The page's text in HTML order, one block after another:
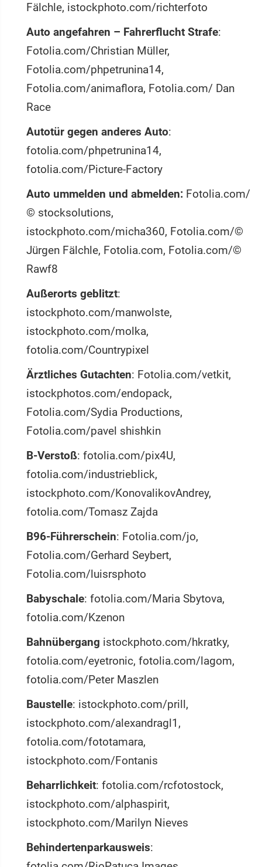
Fälchle, istockphoto.com/richterfoto
Auto angefahren – Fahrerflucht Strafe:
Fotolia.com/Christian Müller,
Fotolia.com/phpetrunina14,
Fotolia.com/animaflora, Fotolia.com/ Dan
Race
Autotür gegen anderes Auto:
fotolia.com/phpetrunina14,
fotolia.com/Picture-Factory
Auto ummelden und abmelden: Fotolia.com/
© stocksolutions,
istockphoto.com/micha360, Fotolia.com/©
Jürgen Fälchle, Fotolia.com, Fotolia.com/©
Rawf8
Außerorts geblitzt:
istockphoto.com/manwolste,
istockphoto.com/molka,
fotolia.com/Countrypixel
Ärztliches Gutachten: Fotolia.com/vetkit,
istockphotos.com/endopack,
Fotolia.com/Sydia Productions,
Fotolia.com/pavel shishkin
B-Verstoß: fotolia.com/pix4U,
fotolia.com/industrieblick,
istockphoto.com/KonovalikovAndrey,
fotolia.com/Tomasz Zajda
B96-Führerschein: Fotolia.com/jo,
Fotolia.com/Gerhard Seybert,
Fotolia.com/luisrsphoto
Babyschale: fotolia.com/Maria Sbytova,
fotolia.com/Kzenon
Bahnübergang istockphoto.com/hkratky,
fotolia.com/eyetronic, fotolia.com/lagom,
fotolia.com/Peter Maszlen
Baustelle: istockphoto.com/prill,
istockphoto.com/alexandragl1,
fotolia.com/fototamara,
istockphoto.com/Fontanis
Beharrlichkeit: fotolia.com/rcfotostock,
istockphoto.com/alphaspirit,
istockphoto.com/Marilyn Nieves
Behindertenparkausweis: